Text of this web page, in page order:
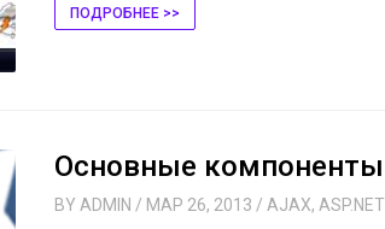
ПОДРОБНЕЕ >>
Основные компоненты
BY ADMIN / МАР 26, 2013 / AJAX, ASP.NET